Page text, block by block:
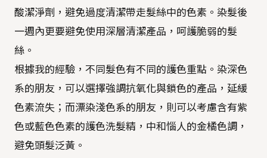
酸潔淨劑，避免過度清潔帶走髮絲中的色素。染髮後
一週內更要避免使用深層清潔產品，呵護脆弱的髮
絲。
根據我的經驗，不同髮色有不同的護色重點。染深色
系的朋友，可以選擇強調抗氧化與鎖色的產品，延緩
色素流失；而漂染淺色系的朋友，則可以考慮含有紫
色或藍色色素的護色洗髮精，中和惱人的金橘色調，
避免頭髮泛黃。